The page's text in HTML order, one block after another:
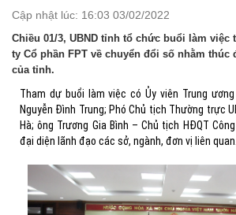
Cập nhật lúc: 16:03 03/02/2022
Chiều 01/3, UBND tỉnh tổ chức buổi làm việc
ty Cổ phần FPT về chuyển đổi số nhằm thúc
của tỉnh.
Tham dự buổi làm việc có Ủy viên Trung
Nguyễn Đình Trung; Phó Chủ tịch Thường trực
Hà; ông Trương Gia Bình – Chủ tịch HĐQT
đại diện lãnh đạo các sở, ngành, đơn vị liên quan.